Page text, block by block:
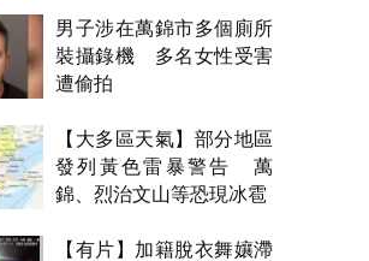
男子涉在萬錦市多個廁所
裝攝錄機 多名女性受害
遭偷拍
【大多區天氣】部分地區
發列黃色雷暴警告 萬
錦、烈治文山等恐現冰雹
【有片】加籍脫衣舞孃滯